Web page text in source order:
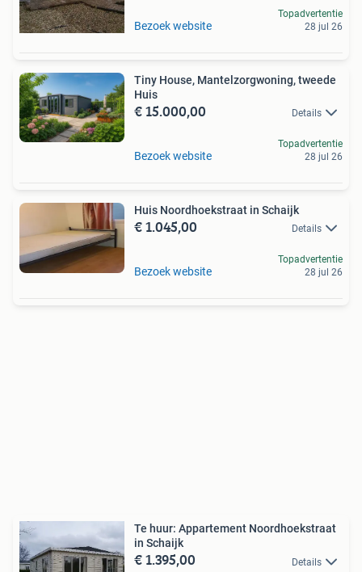
Bezoek website
Topadvertentie
28 jul 26
Tiny House, Mantelzorgwoning, tweede
Huis
€ 15.000,00 Details
Bezoek website
Topadvertentie
28 jul 26
Huis Noordhoekstraat in Schaijk
€ 1.045,00 Details
Bezoek website
Topadvertentie
28 jul 26
Te huur: Appartement Noordhoekstraat
in Schaijk
€ 1.395,00 Details